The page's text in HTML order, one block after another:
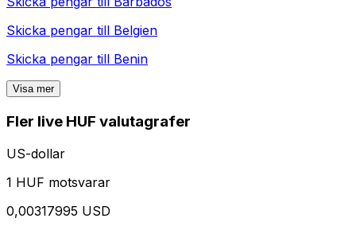
Skicka pengar till Belgien
Skicka pengar till Benin
Visa mer
Fler live HUF valutagrafer
US-dollar
1 HUF motsvarar
0,00317995 USD